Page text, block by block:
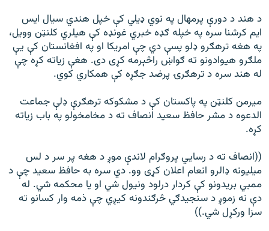
د هند د دورې پرمهال په نوي ډيلي کې خپل هندي سيال ايس
ايم کرشنا سره په خپله ګډه خبري غونډه کې هيلري کلنټن وويل،
په هغه ترهګرو ډلو پسې دي چې امريکا او په افغانستان کې یې
ملګرو هيوادونو ته ګواښ راڅېرمه کړی دی. هغې زياته کړه چې
له هند سره د ترهګرۍ پرضد جګړه کې همکاري کوي.
میرمن کلنټن په پاکستان کې د مشکوکه ترهګرې ډلې جماعت
الدعوه د مشر حافظ سعید انصاف ته د مخامخولو په باب زیاته
کړه.
((انصاف ته د رسايي پروګرام لاندې موږ د هغه پر سر د لس
میليونه ډالرو انعام اعلان کړی وو. دي سره به حافظ سعيد چې د
ممبي بريدونو کې کردار درلود ونيول شي او يا محکمه شي. له
دې نه زموږ د سنجيدګي څرګندونه کيږي چې ذمه وار کسانو ته
سزا ورکړل شي.))